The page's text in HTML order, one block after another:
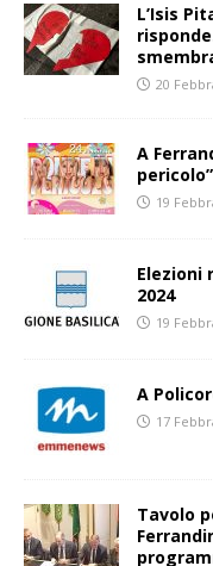
L’Isis
20
A
pericolo”
19
Elezioni
2024
19
A
17
Tavolo